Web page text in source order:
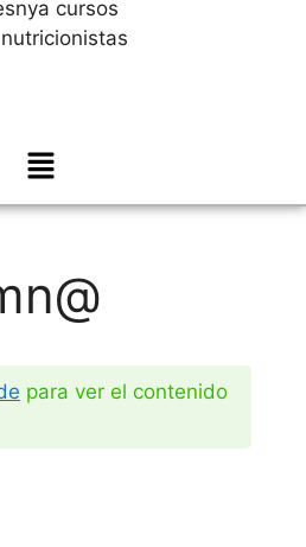
para ver el contenido